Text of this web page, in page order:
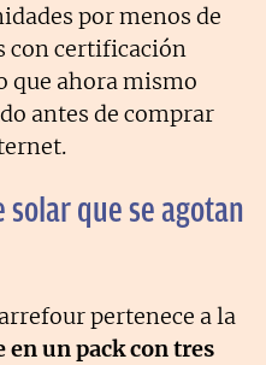
por menos de
con certificación
que ahora mismo
antes de comprar
solar que se agotan
pertenece a la
en un pack con tres